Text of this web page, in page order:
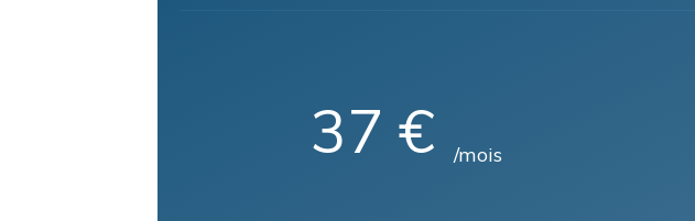
37 € /mois